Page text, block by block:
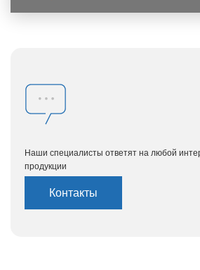
Наши специалисты ответят на любой
продукции
Контакты